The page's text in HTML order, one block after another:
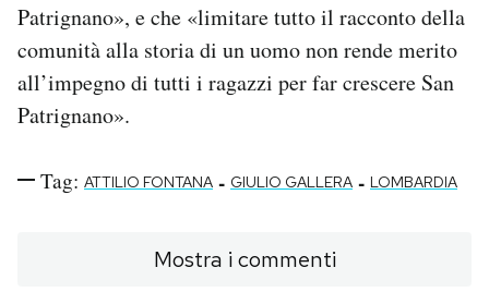
Patrignano», e che «limitare tutto il racconto della
comunità alla storia di un uomo non rende merito
all’impegno di tutti i ragazzi per far crescere San
Patrignano».
Tag: ATTILIO FONTANA - GIULIO GALLERA - LOMBARDIA
Mostra i commenti